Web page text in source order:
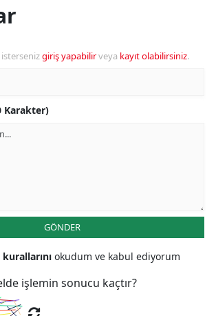
giriş yapabilirveya kayıt olabilirsiniz.
Karakter)
GÖNDER
okudum ve kabul ediyorum
işlemin sonucu kaçtır?